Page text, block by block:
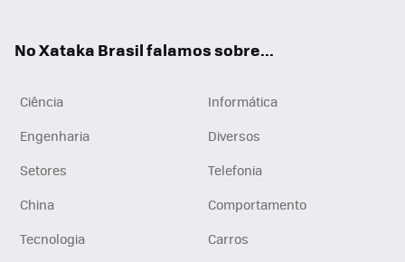
No Xataka Brasil falamos sobre...
Ciência
Informática
Engenharia
Diversos
Setores
Telefonia
China
Comportamento
Tecnologia
Carros